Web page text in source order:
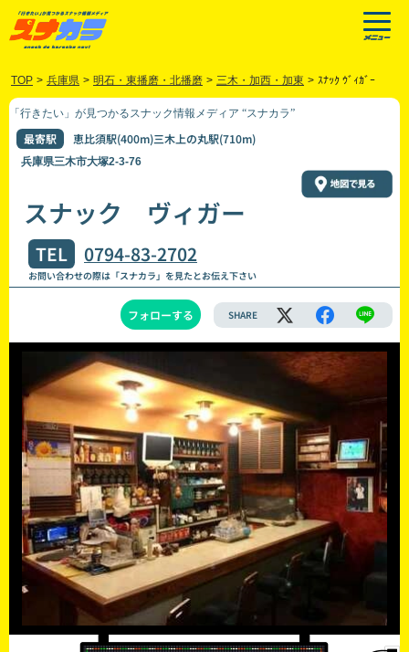
TOP > 兵庫県 > 明石・東播磨・北播磨 > 三木・加西・加東 > ｽﾅｯｸ ｳﾞｨｶﾞｰ
「行きたい」が見つかるスナック情報メディア “スナカラ”
最寄駅 恵比須駅(400m)三木上の丸駅(710m)
兵庫県三木市大塚2-3-76
スナック ヴィガー
TEL 0794-83-2702
お問い合わせの際は「スナカラ」を見たとお伝え下さい
フォローする SHARE